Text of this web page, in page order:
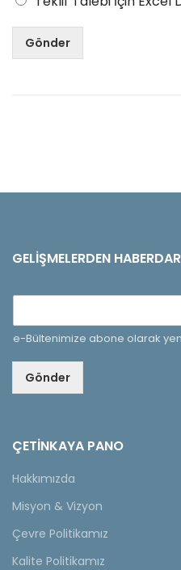
Gönder
GELIŞMELERDEN
e-Bültenimize abone olarak
Gönder
ÇETINKAYA PANO
Hakkımızda
Misyon & Vizyon
Çevre Politikamız
Kalite Politikamız